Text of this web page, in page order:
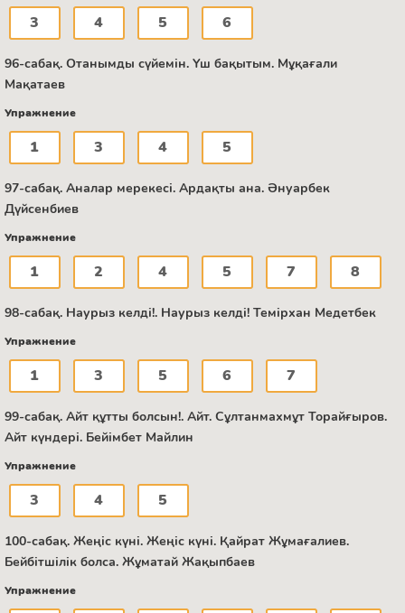
3 4 5 6
96-сабақ. Отанымды сүйемін. Үш бақытым. Мұқағали
Мақатаев
Упражнение
1 3 4 5
97-сабақ. Аналар мерекесі. Ардақты ана. Әнуарбек
Дүйсенбиев
Упражнение
1 2 4 5 7 8
98-сабақ. Наурыз келді!. Наурыз келді! Темірхан Медетбек
Упражнение
1 3 5 6 7
99-сабақ. Айт құтты болсын!. Айт. Сұлтанмахмұт Торайғыров.
Айт күндері. Бейімбет Майлин
Упражнение
3 4 5
100-сабақ. Жеңіс күні. Жеңіс күні. Қайрат Жұмағалиев.
Бейбітшілік болса. Жұматай Жақыпбаев
Упражнение